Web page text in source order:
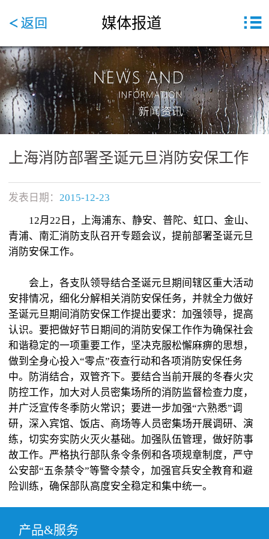
媒体报道
上海消防部署圣诞元旦消防安保工作
发表日期： 2015-12-23
12月22日，上海浦东、静安、普陀、虹口、金山、
青浦、南汇消防支队召开专题会议，提前部署圣诞元旦
消防安保工作。
会上，各支队领导结合圣诞元旦期间辖区重大活动
安排情况，细化分解相关消防安保任务，并就全力做好
圣诞元旦期间消防安保工作提出要求：加强领导，提高
认识。要把做好节日期间的消防安保工作作为确保社会
和谐稳定的一项重要工作，坚决克服松懈麻痹的思想，
做到全身心投入“零点”夜查行动和各项消防安保任务
中。防消结合，双管齐下。要结合当前开展的冬春火灾
防控工作，加大对人员密集场所的消防监督检查力度，
并广泛宣传冬季防火常识；要进一步加强“六熟悉”调
研，深入宾馆、饭店、商场等人员密集场开展调研、演
练，切实夯实防火灭火基础。加强队伍管理，做好防事
故工作。严格执行部队条令条例和各项规章制度，严守
公安部“五条禁令”等警令禁令，加强官兵安全教育和避
险训练，确保部队高度安全稳定和集中统一。
产品&服务